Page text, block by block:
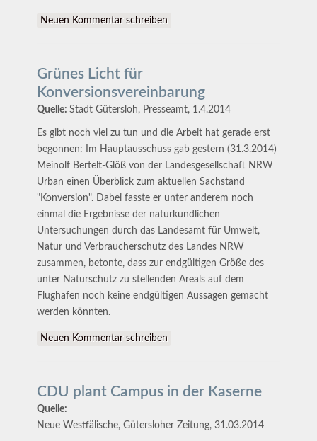
Neuen Kommentar schreiben
Grünes Licht für
Konversionsvereinbarung
Quelle:Stadt Gütersloh, Presseamt, 1.4.2014
Es gibt noch viel zu tun und die Arbeit hat gerade erst
begonnen: Im Hauptausschuss gab gestern (31.3.2014)
Meinolf Bertelt-Glöß von der Landesgesellschaft NRW
Urban einen Überblick zum aktuellen Sachstand
"Konversion". Dabei fasste er unter anderem noch
einmal die Ergebnisse der naturkundlichen
Untersuchungen durch das Landesamt für Umwelt,
Natur und Verbraucherschutz des Landes NRW
zusammen, betonte, dass zur endgültigen Größe des
unter Naturschutz zu stellenden Areals auf dem
Flughafen noch keine endgültigen Aussagen gemacht
werden könnten.
Neuen Kommentar schreiben
CDU plant Campus in der Kaserne
Quelle:
Neue Westfälische, Gütersloher Zeitung, 31.03.2014